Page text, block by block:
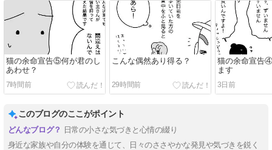
猫の余命宣告⑤何が君のし
あわせ？
7時間前
こんな偶然あり得る？
29時間前
猫の余命宣告
ます
3日前
このブログのここがポイント
日常の小さな気づきと心情の綴り
身近な家族や自分の体験を通じて、日々のささやかな発見や気づきを鋭く